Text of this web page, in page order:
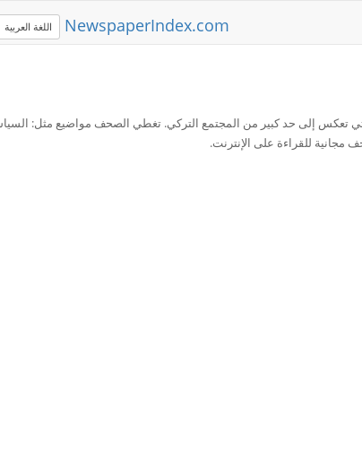
NewspaperIndex.com اللغة العربية
تعكس إلى حد كبير من المجتمع التركي. تغطي الصحف مواضيع مثل:
مجانية للقراءة على الإنترنت.